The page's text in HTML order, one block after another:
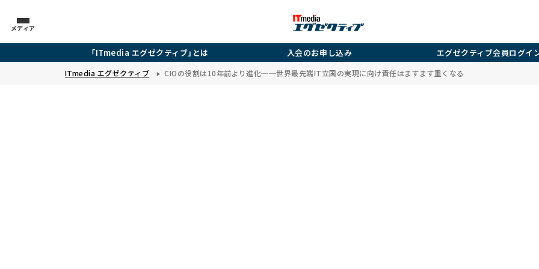
メディア
「ITmedia エグゼクティブ」とは 入会のお申し込み エグゼクティブ会員ログイ
ITmedia エグゼクティブ CIOの役割は10年前より進化──世界最先端IT立国の実現に向け責任はますます重くなる